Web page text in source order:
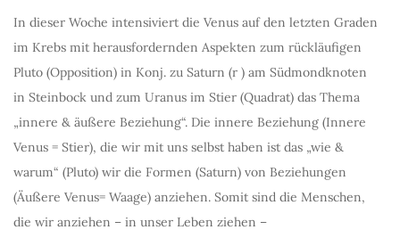
In dieser Woche intensiviert die Venus auf den letzten Graden
im Krebs mit herausfordernden Aspekten zum rückläufigen
Pluto (Opposition) in Konj. zu Saturn (r ) am Südmondknoten
in Steinbock und zum Uranus im Stier (Quadrat) das Thema
„innere & äußere Beziehung“. Die innere Beziehung (Innere
Venus = Stier), die wir mit uns selbst haben ist das „wie &
warum“ (Pluto) wir die Formen (Saturn) von Beziehungen
(Äußere Venus= Waage) anziehen. Somit sind die Menschen,
die wir anziehen – in unser Leben ziehen –